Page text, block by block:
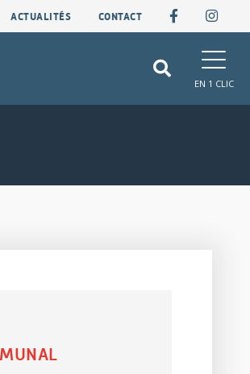
ACTUALITÉS CONTACT
EN 1 CLIC